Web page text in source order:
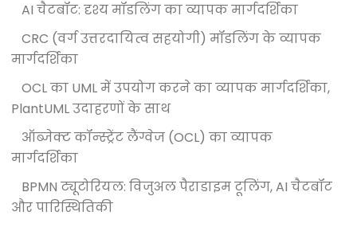
AI चैटबॉट: दृश्य मॉडलिंग का व्यापक मार्गदर्शिका
CRC (वर्ग उत्तरदायित्व सहयोगी) मॉडलिंग के व्यापक
मार्गदर्शिका
OCL का UML में उपयोग करने का व्यापक मार्गदर्शिका,
PlantUML उदाहरणों के साथ
ऑब्जेक्ट कॉन्स्ट्रेंट लैंग्वेज (OCL) का व्यापक
मार्गदर्शिका
BPMN ट्यूटोरियल: विजुअल पैराडाइम टूलिंग, AI चैटबॉट
और पारिस्थितिकी